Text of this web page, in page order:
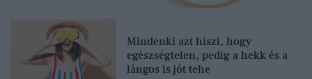
Mindenki azt hiszi, hogy
egészségtelen, pedig a hekk és a
lángos is jót tehe